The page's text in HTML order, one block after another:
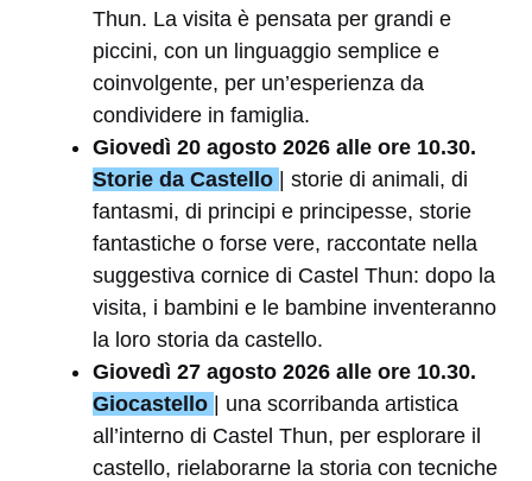
Thun. La visita è pensata per grandi e
piccini, con un linguaggio semplice e
coinvolgente, per un’esperienza da
condividere in famiglia.
Giovedì 20 agosto 2026 alle ore 10.30.
Storie da Castello | storie di animali, di
fantasmi, di principi e principesse, storie
fantastiche o forse vere, raccontate nella
suggestiva cornice di Castel Thun: dopo la
visita, i bambini e le bambine inventeranno
la loro storia da castello.
Giovedì 27 agosto 2026 alle ore 10.30.
Giocastello | una scorribanda artistica
all’interno di Castel Thun, per esplorare il
castello, rielaborarne la storia con tecniche